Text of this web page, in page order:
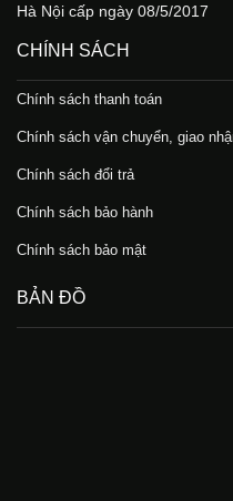
Hà Nội cấp ngày 08/5/2017
CHÍNH SÁCH
Chính sách thanh toán
Chính sách vận chuyển, giao
Chính sách đổi trả
Chính sách bảo hành
Chính sách bảo mật
BẢN ĐỒ